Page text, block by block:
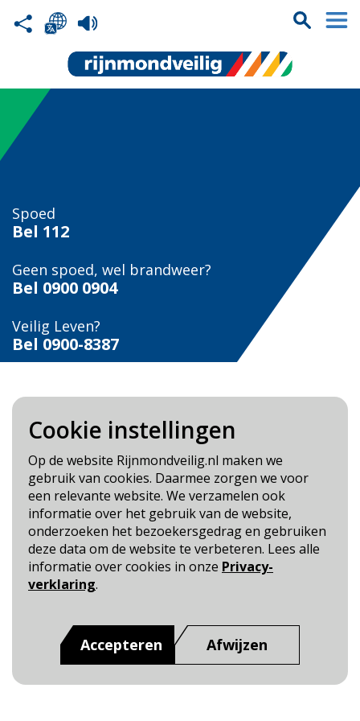
Cookie instellingen
Op de website Rijnmondveilig.nl maken we
gebruik van cookies. Daarmee zorgen we voor
een relevante website. We verzamelen ook
informatie over het gebruik van de website,
onderzoeken het bezoekersgedrag en gebruiken
deze data om de website te verbeteren. Lees alle
informatie over cookies in onze Privacy-
verklaring.
Accepteren Afwijzen
Spoed
Bel 112
Geen spoed, wel brandweer?
Bel 0900 0904
Veilig Leven?
Bel 0900-8387
Blijf op de hoogte
Cookie- en Privacybeleid
Toegankelijkheid
Dit is een website van:Veiligheidsregio Rotterdam-
Rijnmond